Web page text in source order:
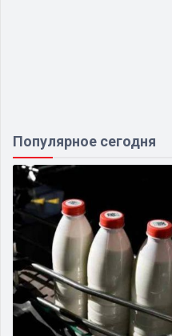
Популярное сегодня